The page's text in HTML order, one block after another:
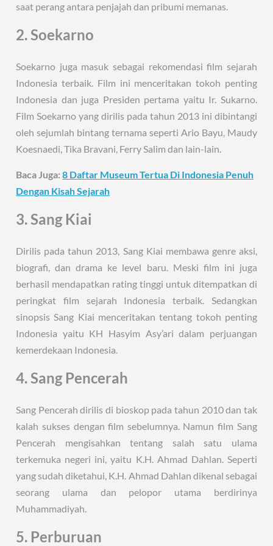
saat perang antara penjajah dan pribumi memanas.
2. Soekarno
Soekarno juga masuk sebagai rekomendasi film sejarah
Indonesia terbaik. Film ini menceritakan tokoh penting
Indonesia dan juga Presiden pertama yaitu Ir. Sukarno.
Film Soekarno yang dirilis pada tahun 2013 ini dibintangi
oleh sejumlah bintang ternama seperti Ario Bayu, Maudy
Koesnaedi, Tika Bravani, Ferry Salim dan lain-lain.
Baca Juga:8 Daftar Museum Tertua Di Indonesia Penuh
Dengan Kisah Sejarah
3. Sang Kiai
Dirilis pada tahun 2013, Sang Kiai membawa genre aksi,
biografi, dan drama ke level baru. Meski film ini juga
berhasil mendapatkan rating tinggi untuk ditempatkan di
peringkat film sejarah Indonesia terbaik. Sedangkan
sinopsis Sang Kiai menceritakan tentang tokoh penting
Indonesia yaitu KH Hasyim Asy’ari dalam perjuangan
kemerdekaan Indonesia.
4. Sang Pencerah
Sang Pencerah dirilis di bioskop pada tahun 2010 dan tak
kalah sukses dengan film sebelumnya. Namun film Sang
Pencerah mengisahkan tentang salah satu ulama
terkemuka negeri ini, yaitu K.H. Ahmad Dahlan. Seperti
yang sudah diketahui, K.H. Ahmad Dahlan dikenal sebagai
seorang ulama dan pelopor utama berdirinya
Muhammadiyah.
5. Perburuan